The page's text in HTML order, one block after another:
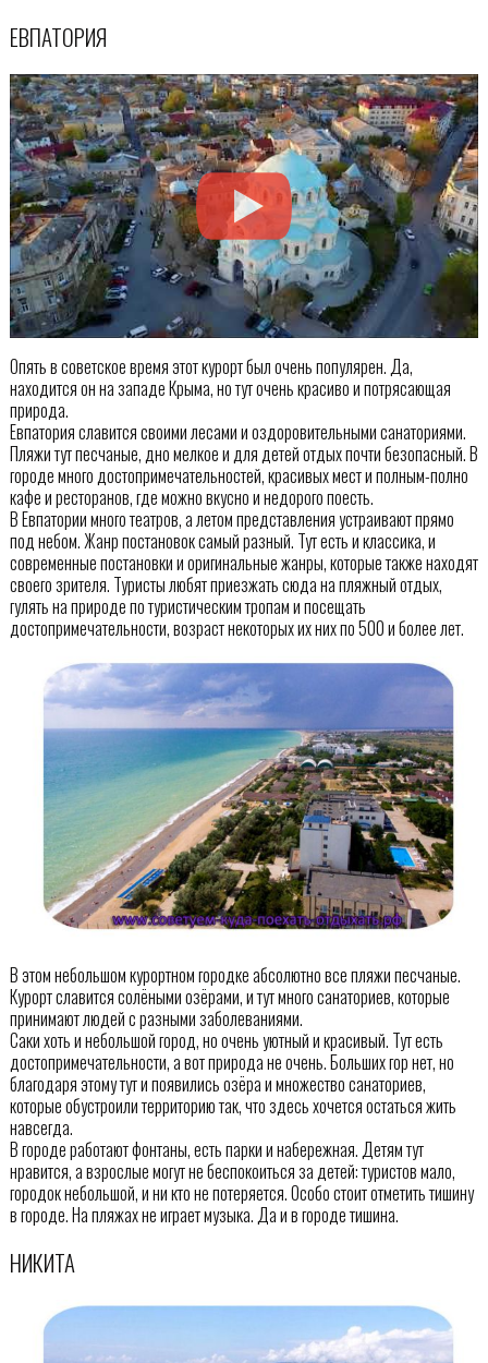
ЕВПАТОРИЯ
Опять в советское время этот курорт был очень популярен. Да,
находится он на западе Крыма, но тут очень красиво и потрясающая
природа.
Евпатория славится своими лесами и оздоровительными санаториями.
Пляжи тут песчаные, дно мелкое и для детей отдых почти безопасный. В
городе много достопримечательностей, красивых мест и полным-полно
кафе и ресторанов, где можно вкусно и недорого поесть.
В Евпатории много театров, а летом представления устраивают прямо
под небом. Жанр постановок самый разный. Тут есть и классика, и
современные постановки и оригинальные жанры, которые также находят
своего зрителя. Туристы любят приезжать сюда на пляжный отдых,
гулять на природе по туристическим тропам и посещать
достопримечательности, возраст некоторых их них по 500 и более лет.
В этом небольшом курортном городке абсолютно все пляжи песчаные.
Курорт славится солёными озёрами, и тут много санаториев, которые
принимают людей с разными заболеваниями.
Саки хоть и небольшой город, но очень уютный и красивый. Тут есть
достопримечательности, а вот природа не очень. Больших гор нет, но
благодаря этому тут и появились озёра и множество санаториев,
которые обустроили территорию так, что здесь хочется остаться жить
навсегда.
В городе работают фонтаны, есть парки и набережная. Детям тут
нравится, а взрослые могут не беспокоиться за детей: туристов мало,
городок небольшой, и ни кто не потеряется. Особо стоит отметить тишину
в городе. На пляжах не играет музыка. Да и в городе тишина.
НИКИТА